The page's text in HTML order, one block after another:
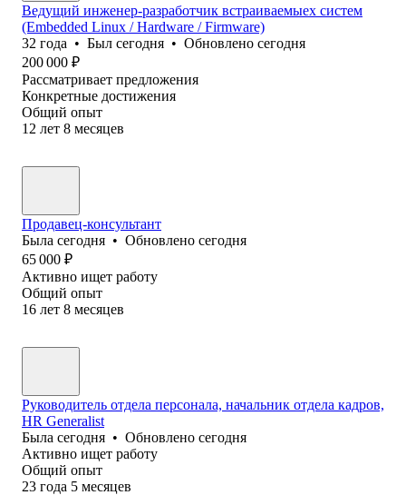
Ведущий инженер-разработчик встраиваемыех систем
(Embedded Linux / Hardware / Firmware)
32 года • Был сегодня • Обновлено сегодня
200 000 ₽
Рассматривает предложения
Конкретные достижения
Общий опыт
12 лет 8 месяцев
Продавец-консультант
Была сегодня • Обновлено сегодня
65 000 ₽
Активно ищет работу
Общий опыт
16 лет 8 месяцев
Руководитель отдела персонала, начальник отдела кадров,
HR Generalist
Была сегодня • Обновлено сегодня
Активно ищет работу
Общий опыт
23 года 5 месяцев